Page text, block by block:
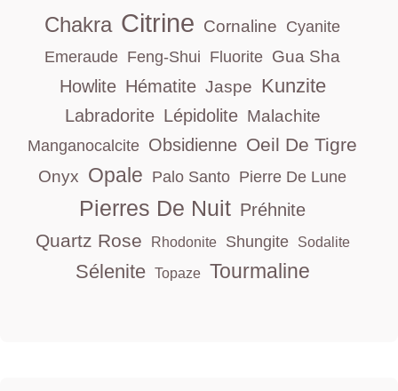
Chakra Citrine Cornaline Cyanite
Emeraude Feng-Shui Fluorite Gua Sha
Howlite Hématite Jaspe Kunzite
Labradorite Lépidolite Malachite
Manganocalcite Obsidienne Oeil De Tigre
Onyx Opale Palo Santo Pierre De Lune
Pierres De Nuit Préhnite
Quartz Rose Rhodonite Shungite Sodalite
Sélenite Topaze Tourmaline